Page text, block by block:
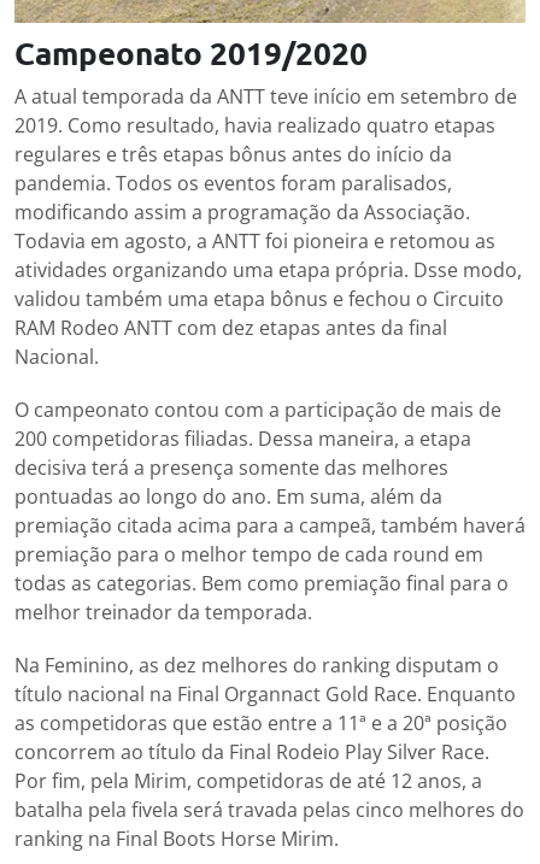
Campeonato 2019/2020
A atual temporada da ANTT teve início em setembro de
2019. Como resultado, havia realizado quatro etapas
regulares e três etapas bônus antes do início da
pandemia. Todos os eventos foram paralisados,
modificando assim a programação da Associação.
Todavia em agosto, a ANTT foi pioneira e retomou as
atividades organizando uma etapa própria. Dsse modo,
validou também uma etapa bônus e fechou o Circuito
RAM Rodeo ANTT com dez etapas antes da final
Nacional.
O campeonato contou com a participação de mais de
200 competidoras filiadas. Dessa maneira, a etapa
decisiva terá a presença somente das melhores
pontuadas ao longo do ano. Em suma, além da
premiação citada acima para a campeã, também haverá
premiação para o melhor tempo de cada round em
todas as categorias. Bem como premiação final para o
melhor treinador da temporada.
Na Feminino, as dez melhores do ranking disputam o
título nacional na Final Organnact Gold Race. Enquanto
as competidoras que estão entre a 11ª e a 20ª posição
concorrem ao título da Final Rodeio Play Silver Race.
Por fim, pela Mirim, competidoras de até 12 anos, a
batalha pela fivela será travada pelas cinco melhores do
ranking na Final Boots Horse Mirim.